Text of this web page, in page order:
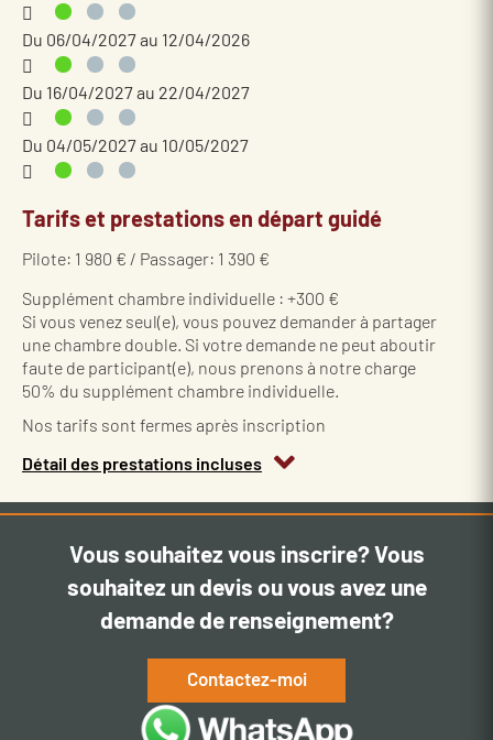
Du 06/04/2027 au 12/04/2026
Du 16/04/2027 au 22/04/2027
Du 04/05/2027 au 10/05/2027
Tarifs et prestations en départ guidé
Pilote: 1 980 € / Passager: 1 390 €
Supplément chambre individuelle : +300 €
Si vous venez seul(e), vous pouvez demander à partager
une chambre double. Si votre demande ne peut aboutir
faute de participant(e), nous prenons à notre charge
50% du supplément chambre individuelle.
Nos tarifs sont fermes après inscription
Détail des prestations incluses
Vous souhaitez vous inscrire? Vous
souhaitez un devis ou vous avez une
demande de renseignement?
Contactez-moi